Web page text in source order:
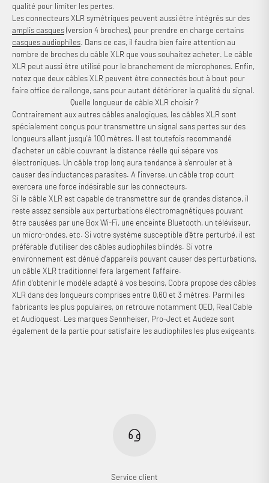
qualité pour limiter les pertes.
Les connecteurs XLR symétriques peuvent aussi être intégrés sur des
amplis casques(version 4 broches), pour prendre en charge certains
casques audiophiles. Dans ce cas, il faudra bien faire attention au
nombre de broches du câble XLR que vous souhaitez acheter. Le câble
XLR peut aussi être utilisé pour le branchement de microphones. Enfin,
notez que deux câbles XLR peuvent être connectés bout à bout pour
faire office de rallonge, sans pour autant détériorer la qualité du signal.
Quelle longueur de câble XLR choisir ?
Contrairement aux autres câbles analogiques, les câbles XLR sont
spécialement conçus pour transmettre un signal sans pertes sur des
longueurs allant jusqu'à 100 mètres. Il est toutefois recommandé
d'acheter un câble couvrant la distance réelle qui sépare vos
électroniques. Un câble trop long aura tendance à s'enrouler et à
causer des inductances parasites. A l'inverse, un câble trop court
exercera une force indésirable sur les connecteurs.
Si le câble XLR est capable de transmettre sur de grandes distance, il
reste assez sensible aux perturbations électromagnétiques pouvant
être causées par une Box Wi-Fi, une enceinte Bluetooth, un téléviseur,
un micro-ondes, etc. Si votre système susceptible d'être perturbé, il est
préférable d'utiliser des câbles audiophiles blindés. Si votre
environnement est dénué d'appareils pouvant causer des perturbations,
un câble XLR traditionnel fera largement l'affaire.
Afin d'obtenir le modèle adapté à vos besoins, Cobra propose des câbles
XLR dans des longueurs comprises entre 0,60 et 3 mètres. Parmi les
fabricants les plus populaires, on retrouve notamment QED, Real Cable
et Audioquest. Les marques Sennheiser, Pro-Ject et Audeze sont
également de la partie pour satisfaire les audiophiles les plus exigeants.
Service client